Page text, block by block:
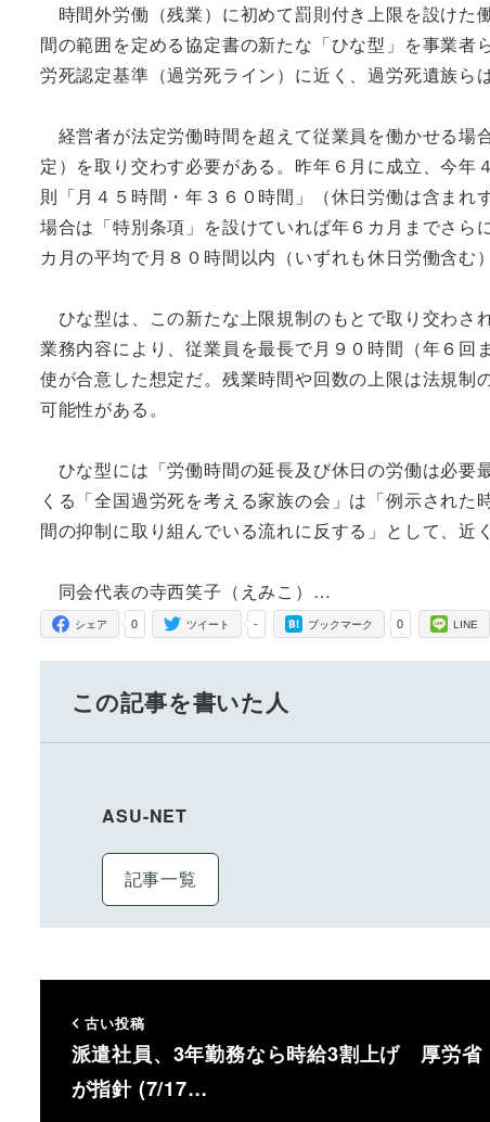
時間外労働（残業）に初めて罰則付き上限を設けた
間の範囲を定める協定書の新たな「ひな型」を事業
労死認定基準（過労死ライン）に近く、過労死遺族ら
経営者が法定労働時間を超えて従業員を働かせる場
定）を取り交わす必要がある。昨年６月に成立、今
則「月４５時間・年３６０時間」（休日労働は含ま
場合は「特別条項」を設けていれば年６カ月までさら
カ月の平均で月８０時間以内（いずれも休日労働含む
ひな型は、この新たな上限規制のもとで取り交わさ
業務内容により、従業員を最長で月９０時間（年６
使が合意した想定だ。残業時間や回数の上限は法規
可能性がある。
ひな型には「労働時間の延長及び休日の労働は必要
くる「全国過労死を考える家族の会」は「例示され
間の抑制に取り組んでいる流れに反する」として、近
同会代表の寺西笑子（えみこ）…
0
シェア -
ツイート 0
ブックマーク LINE
この記事を書いた人
ASU-NET
記事一覧
古い投稿
派遣社員、3年勤務なら時給3割上げ 厚労省
が指針 (7/17…